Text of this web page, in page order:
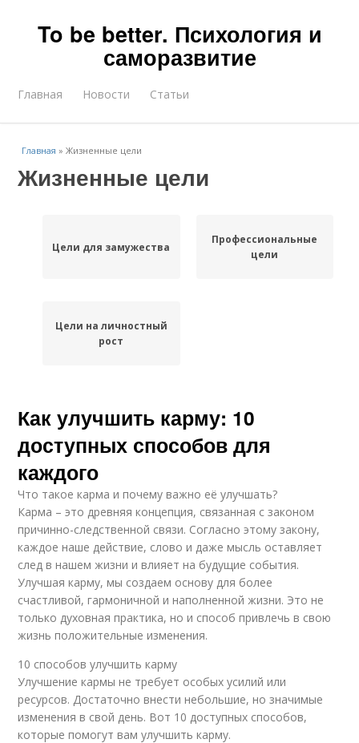
To be better. Психология и
саморазвитие
Главная Новости Статьи
Главная »Жизненные цели
Жизненные цели
Цели для замужества
Профессиональные
цели
Цели на личностный
рост
Как улучшить карму: 10
доступных способов для
каждого
Что такое карма и почему важно её улучшать?
Карма – это древняя концепция, связанная с законом
причинно-следственной связи. Согласно этому закону,
каждое наше действие, слово и даже мысль оставляет
след в нашем жизни и влияет на будущие события.
Улучшая карму, мы создаем основу для более
счастливой, гармоничной и наполненной жизни. Это не
только духовная практика, но и способ привлечь в свою
жизнь положительные изменения.
10 способов улучшить карму
Улучшение кармы не требует особых усилий или
ресурсов. Достаточно внести небольшие, но значимые
изменения в свой день. Вот 10 доступных способов,
которые помогут вам улучшить карму.